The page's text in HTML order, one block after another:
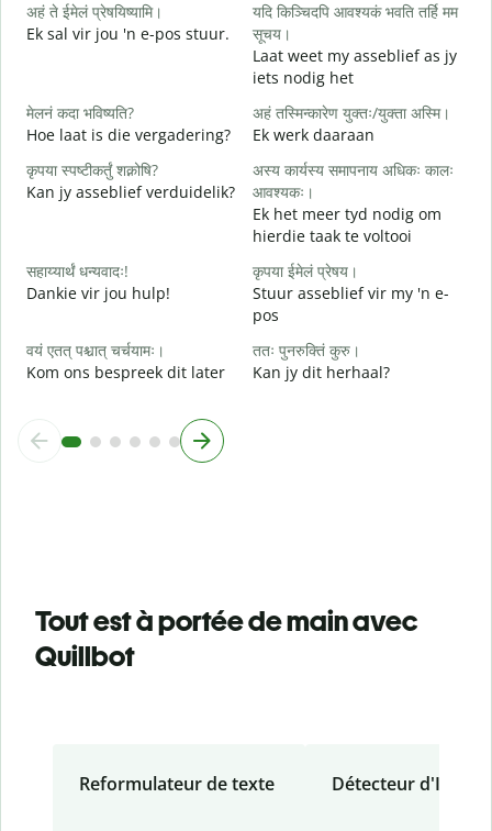
अहं ते ईमेलं प्रेषयिष्यामि।
Ek sal vir jou 'n e-pos stuur.
यदि किञ्चिदपि आवश्यकं भवति तर्हि मम
सूचय।
Laat weet my asseblief as jy
iets nodig het
मेलनं कदा भविष्यति?
Hoe laat is die vergadering?
अहं तस्मिन्कारेण युक्तः/युक्ता अस्मि।
Ek werk daaraan
कृपया स्पष्टीकर्तुं शक्नोषि?
Kan jy asseblief verduidelik?
अस्य कार्यस्य समापनाय अधिकः कालः
आवश्यकः।
Ek het meer tyd nodig om
hierdie taak te voltooi
सहाय्यार्थं धन्यवादः!
Dankie vir jou hulp!
कृपया ईमेलं प्रेषय।
Stuur asseblief vir my 'n e-
pos
वयं एतत् पश्चात् चर्चयामः।
Kom ons bespreek dit later
ततः पुनरुक्तिं कुरु।
Kan jy dit herhaal?
Tout est à portée de main avec
Quillbot
Reformulateur de texte Détecteur d'IA